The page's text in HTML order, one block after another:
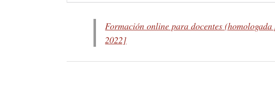
Formación online para docentes
2022]